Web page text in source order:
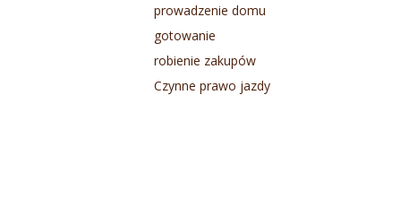
prowadzenie domu
gotowanie
robienie zakupów
Czynne prawo jazdy